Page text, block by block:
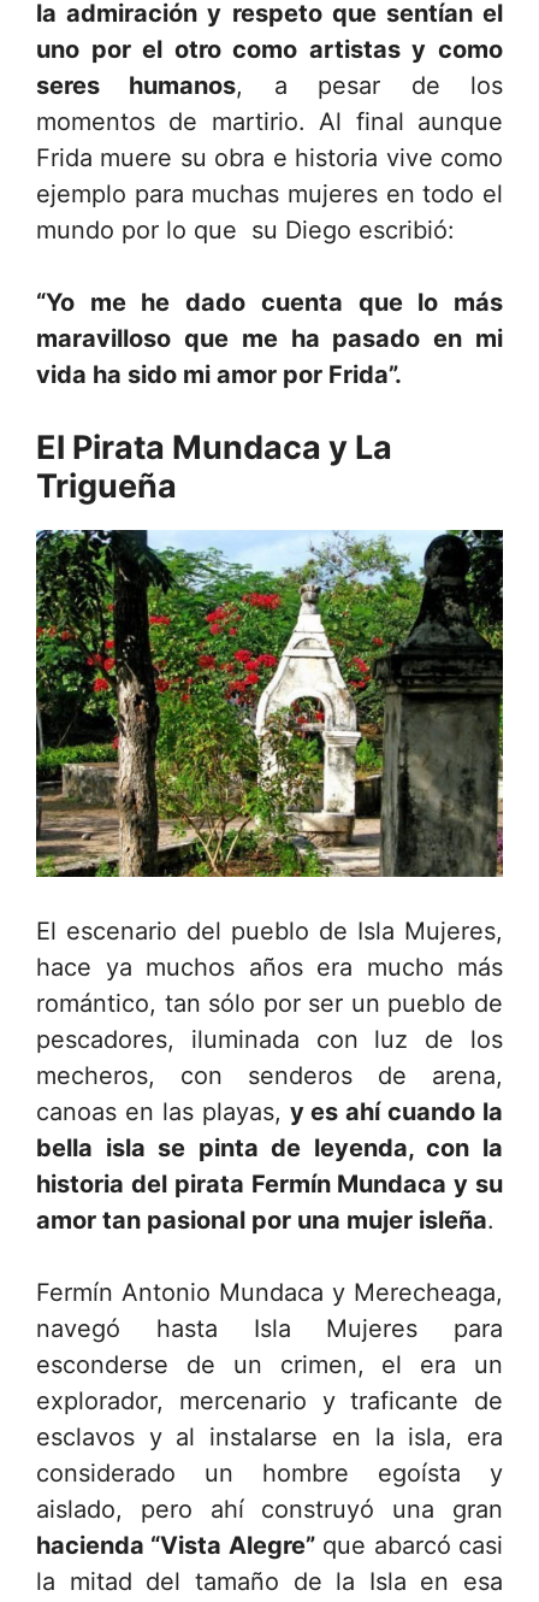
la admiración y respeto que sentían el
uno por el otro como artistas y como
seres humanos, a pesar de los
momentos de martirio. Al final aunque
Frida muere su obra e historia vive como
ejemplo para muchas mujeres en todo el
mundo por lo que su Diego escribió:
“Yo me he dado cuenta que lo más
maravilloso que me ha pasado en mi
vida ha sido mi amor por Frida”.
El Pirata Mundaca y La
Trigueña
El escenario del pueblo de Isla Mujeres,
hace ya muchos años era mucho más
romántico, tan sólo por ser un pueblo de
pescadores, iluminada con luz de los
mecheros, con senderos de arena,
canoas en las playas, y es ahí cuando la
bella isla se pinta de leyenda, con la
historia del pirata Fermín Mundaca y su
amor tan pasional por una mujer isleña.
Fermín Antonio Mundaca y Merecheaga,
navegó hasta Isla Mujeres para
esconderse de un crimen, el era un
explorador, mercenario y traficante de
esclavos y al instalarse en la isla, era
considerado un hombre egoísta y
aislado, pero ahí construyó una gran
hacienda “Vista Alegre”que abarcó casi
la mitad del tamaño de la Isla en esa